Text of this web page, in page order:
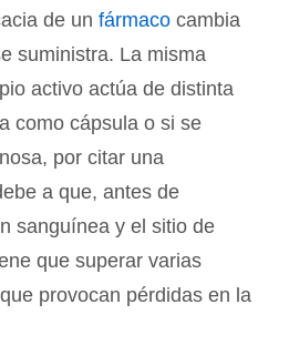
de un fármaco cambia
suministra. La misma
activo actúa de distinta
como cápsula o si se
por citar una
a que, antes de
sanguínea y el sitio de
que superar varias
que provocan pérdidas en la